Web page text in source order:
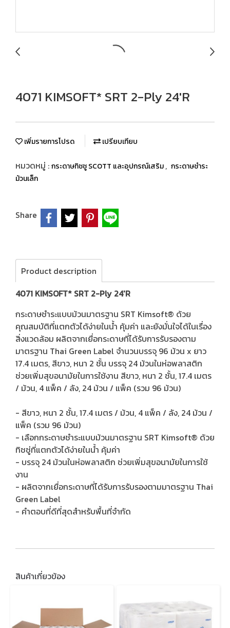
4071 KIMSOFT* SRT 2-Ply 24'R
เพิ่มรายการโปรด เปรียบเทียบ
หมวดหมู่ :กระดาษทิชชู SCOTT และอุปกรณ์เสริม, กระดาษชำระ
ม้วนเล็ก
Share
Product description
4071 KIMSOFT* SRT 2-Ply 24'R
กระดาษชำระแบบม้วนมาตรฐาน SRT Kimsoft® ด้วย
คุณสมบัติที่แตกตัวได้ง่ายในน้ำ คุ้มค่า และยังมั่นใจได้ในเรื่อง
สิ่งแวดล้อม ผลิตจากเยื่อกระดาษที่ได้รับการรับรองตาม
มาตรฐาน Thai Green Label จำนวนบรรจุ 96 ม้วน x ยาว
17.4 เมตร, สีขาว, หนา 2 ชั้น บรรจุ 24 ม้วนในห่อพลาสติก
ช่วยเพิ่มสุขอนามัยในการใช้งาน สีขาว, หนา 2 ชั้น, 17.4 เมตร
/ ม้วน, 4 แพ็ค / ลัง, 24 ม้วน / แพ็ค (รวม 96 ม้วน)
- สีขาว, หนา 2 ชั้น, 17.4 เมตร / ม้วน, 4 แพ็ค / ลัง, 24 ม้วน /
แพ็ค (รวม 96 ม้วน)
- เลือกกระดาษชำระแบบม้วนมาตรฐาน SRT Kimsoft® ด้วย
ทิชชู่ที่แตกตัวได้ง่ายในน้ำ คุ้มค่า
- บรรจุ 24 ม้วนในห่อพลาสติก ช่วยเพิ่มสุขอนามัยในการใช้
งาน
- ผลิตจากเยื่อกระดาษที่ได้รับการรับรองตามมาตรฐาน Thai
Green Label
- คำตอบที่ดีที่สุดสำหรับพื้นที่จำกัด
สินค้าเกี่ยวข้อง